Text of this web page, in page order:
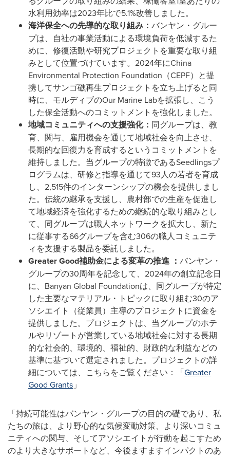
水利用効率は2023年比で5.1%改善しました。
海洋保全への先導的な取り組み： バンヤン・グルー
プは、自社の事業活動による環境負荷を低減するた
めに、修復活動や研究プロジェクトを重要な取り組
みとして位置づけています。2024年にChina
Environmental Protection Foundation（CEPF）と提
携してサンゴ礁再生プロジェクトを立ち上げると同
時に、モルディブのOur Marine Labを拡張し、こう
した保全活動へのコミットメントを強化しました。
地域コミュニティへの支援強化： 同グループは、教
育、関与、雇用機会を通じて地域社会を向上させ、
長期的な回復力を育成するというコミットメントを
維持しました。当グループの特徴であるSeedlingsプ
ログラムは、研修と指導を通じて93人の若者を育成
し、2,515件のインターンシップの機会を提供しまし
た。伝統の継承を支援し、農村部での生産を促進し
て地域経済を強化するための継続的な取り組みとし
て、同グループは職人ネットワークを拡大し、新た
に従事する66グループを含む306の職人コミュニテ
ィを支援する製品を委託しました。
Greater Good補助金による変革の推進 ： バンヤン・
グループの30周年を記念して、2024年の創立記念日
に、Banyan Global Foundationは、同グループが特定
した主要なマテリアル・トピックに取り組む30のア
ソシエイト（従業員）主導のプロジェクトに資金を
提供しました。プロジェクトは、当グループのホテ
ルやリゾートが営業している地域社会に対する長期
的な社会的、環境的、福祉的、財政的な利益などの
基準に基づいて選定されました。プロジェクトの詳
細については、こちらをご覧ください：
「Greater
Good Grants 」
「持続可能性はバンヤン・グループの目的の礎であり、私
たちの旅は、より野心的な気候変動対策、より深いコミュ
ニティへの関与、そしてアソシエイトが行動を起こすため
のより大きなサポートなど、今後ますますインパクトのあ